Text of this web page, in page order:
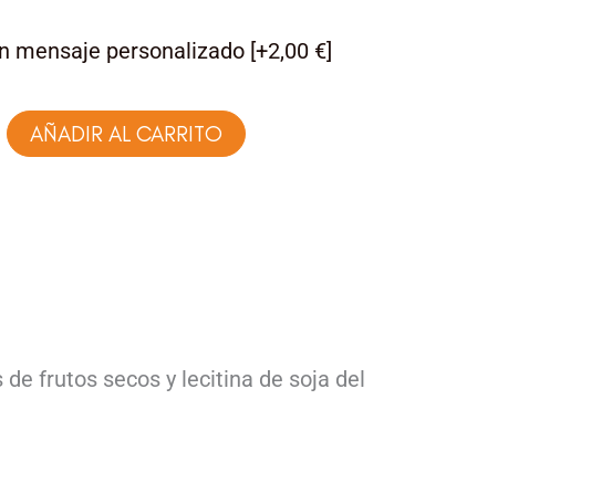
mensaje personalizado [+2,00 €]
AÑADIR AL CARRITO
frutos secos y lecitina de soja del